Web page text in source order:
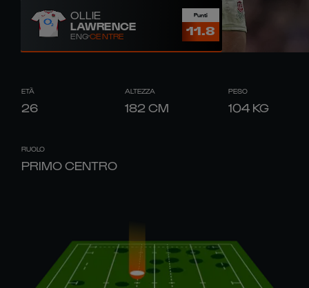
OLLIE
LAWRENCE
ENGCENTRE
Punti
11.8
ETÀ
26
ALTEZZA
182 CM
PESO
104 KG
RUOLO
PRIMO CENTRO